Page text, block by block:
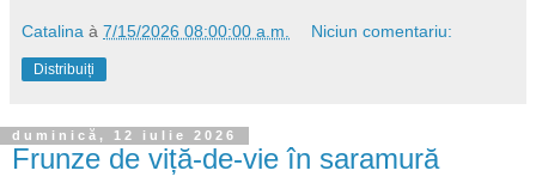
Catalina à 7/15/2026 08:00:00 a.m. Niciun comentariu:
Distribuiți
duminică, 12 iulie 2026
Frunze de viță-de-vie în saramură